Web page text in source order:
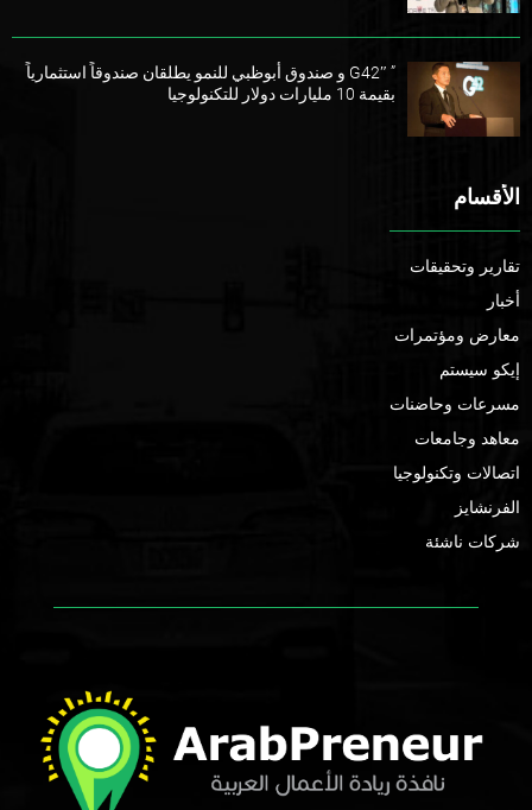
” G42″ و صندوق أبوظبي للنمو يطلقان صندوقاً استثمارياً
بقيمة 10 مليارات دولار للتكنولوجيا
الأقسام
تقارير وتحقيقات
أخبار
معارض ومؤتمرات
إيكو سيستم
مسرعات وحاضنات
معاهد وجامعات
اتصالات وتكنولوجيا
الفرنشايز
شركات ناشئة